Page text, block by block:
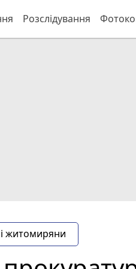
Розслідування
житомиряни